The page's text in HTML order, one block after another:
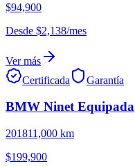
$94,900
Desde $2,138/mes
Ver más
Certificada
Garantía
BMW Ninet Equipada
201811,000 km
$199,900